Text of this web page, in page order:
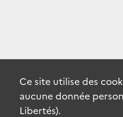
Ce site utilise des
aucune donnée
Libertés).